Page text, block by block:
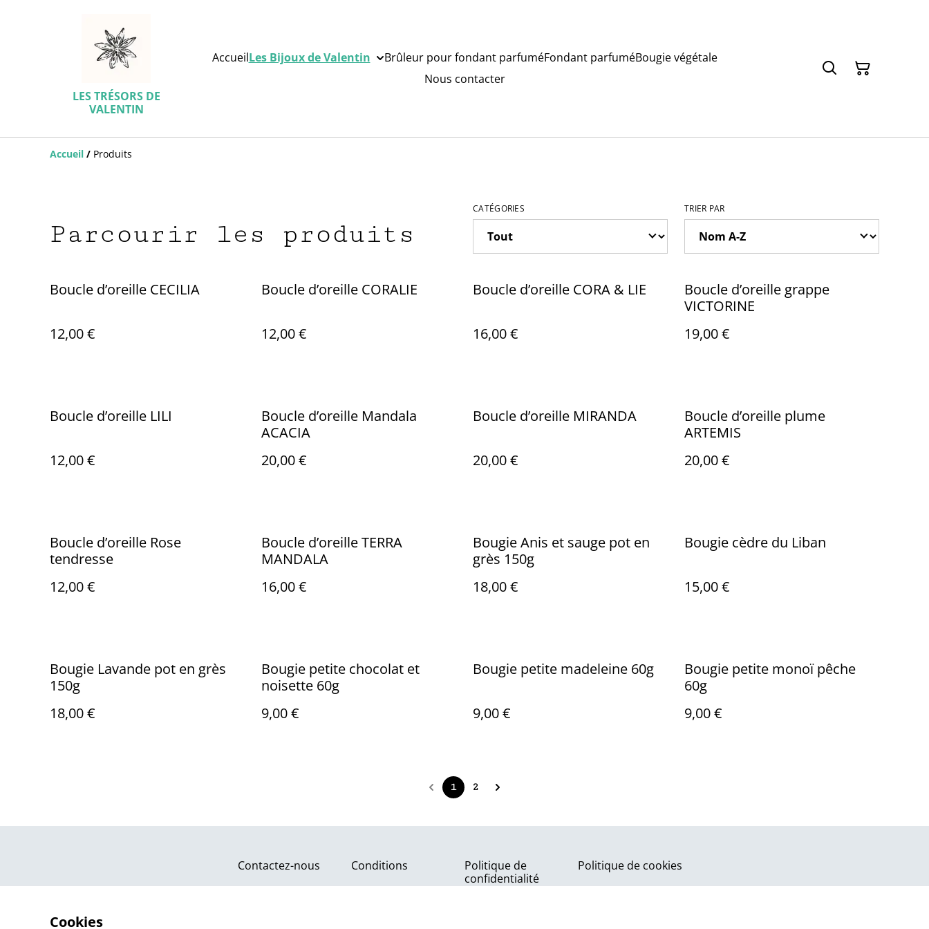
LES TRÉSORS DE
VALENTIN
AccueilLes Bijoux de Valentin Brûleur pour fondant parfuméFondant parfuméBougie végétale
Nous contacter
Accueil / Produits
Parcourir les produits
CATÉGORIES TRIER PAR
Boucle d’oreille CECILIA
12,00 €
Boucle d’oreille CORALIE
12,00 €
Boucle d’oreille CORA & LIE
16,00 €
Boucle d’oreille grappe
VICTORINE
19,00 €
Boucle d’oreille LILI
12,00 €
Boucle d’oreille Mandala
ACACIA
20,00 €
Boucle d’oreille MIRANDA
20,00 €
Boucle d’oreille plume
ARTEMIS
20,00 €
Boucle d’oreille Rose
tendresse
12,00 €
Boucle d’oreille TERRA
MANDALA
16,00 €
Bougie Anis et sauge pot en
grès 150g
18,00 €
Bougie cèdre du Liban
15,00 €
Bougie Lavande pot en grès
150g
18,00 €
Bougie petite chocolat et
noisette 60g
9,00 €
Bougie petite madeleine 60g
9,00 €
Bougie petite monoï pêche
60g
9,00 €
1 2
Contactez-nous Conditions
Politique de
confidentialité
Politique de cookies
Cookies